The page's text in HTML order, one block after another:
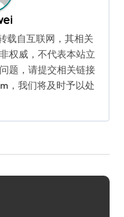
载自互联网，其相关
权威，不代表本站立
题，请提交相关链接
，我们将及时予以处